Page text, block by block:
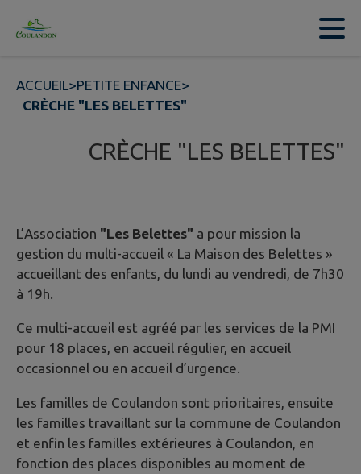
Contenu
ACCUEIL>PETITE ENFANCE>
CRÈCHE "LES BELETTES"
CRÈCHE "LES BELETTES"
L’Association "Les Belettes" a pour mission la
gestion du multi-accueil « La Maison des Belettes »
accueillant des enfants, du lundi au vendredi, de 7h30
à 19h.
Ce multi-accueil est agréé par les services de la PMI
pour 18 places, en accueil régulier, en accueil
occasionnel ou en accueil d’urgence.
Les familles de Coulandon sont prioritaires, ensuite
les familles travaillant sur la commune de Coulandon
et enfin les familles extérieures à Coulandon, en
fonction des places disponibles au moment de